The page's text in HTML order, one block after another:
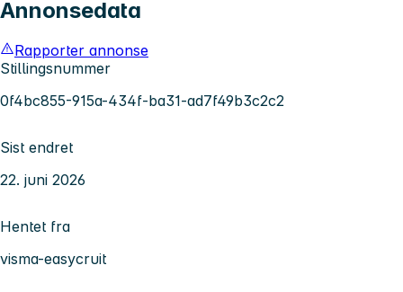
Annonsedata
Rapporter annonse
Stillingsnummer
0f4bc855-915a-434f-ba31-ad7f49b3c2c2
Sist endret
22. juni 2026
Hentet fra
visma-easycruit